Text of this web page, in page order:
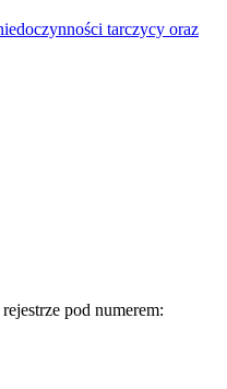
tarczycy oraz
pod numerem: